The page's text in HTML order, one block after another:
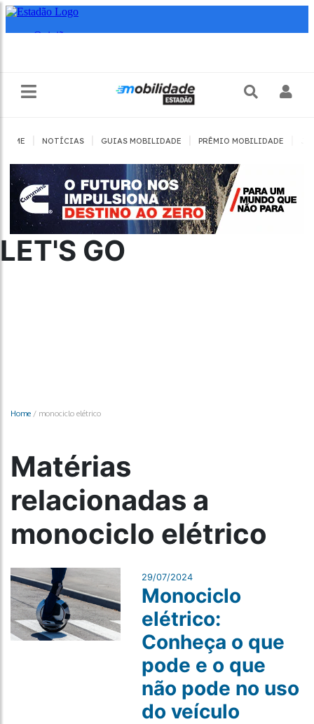
HOME NOTÍCIAS GUIAS MOBILIDADE PRÊMIO MOBILIDADE
LET'S GO
Home / monociclo elétrico
Matérias
relacionadas a
monociclo elétrico
29/07/2024
Monociclo
elétrico:
Conheça o que
pode e o que
não pode no uso
do veículo